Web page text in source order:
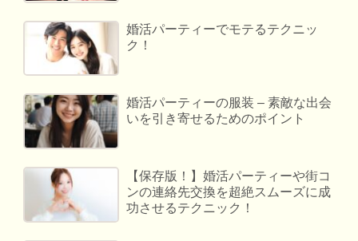
婚活パーティーでモテるテクニッ
ク！
婚活パーティーの服装 – 素敵な出会
いを引き寄せるためのポイント
【保存版！】婚活パーティーや街コ
ンの連絡先交換を超絶スムーズに成
功させるテクニック！